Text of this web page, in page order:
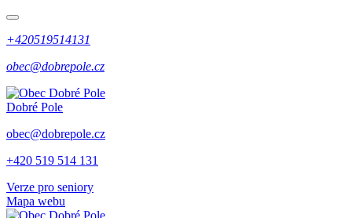
+420519514131
obec@dobrepole.cz
Dobré Pole
obec@dobrepole.cz
+420 519 514 131
Verze pro seniory
Mapa webu